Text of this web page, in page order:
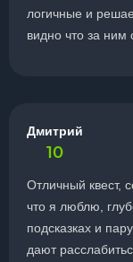
логичные и
видно что за ним
Дмитрий
10
Отличный квест,
что я люблю,
подсказках и
дают